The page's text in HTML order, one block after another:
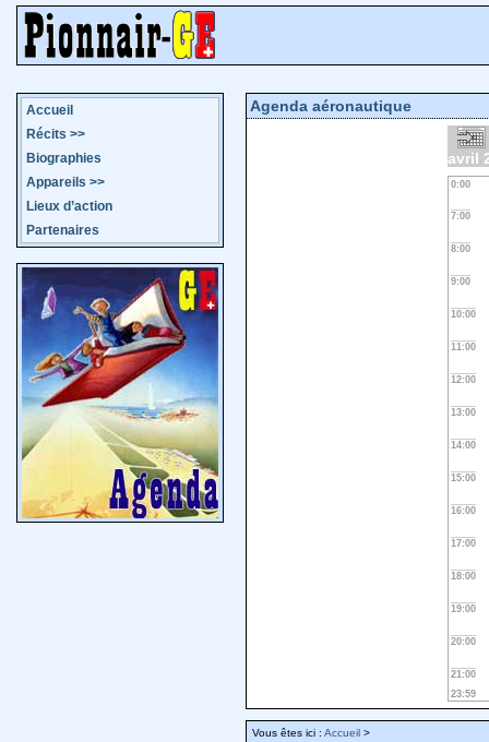
Accueil
Récits >>
Biographies
Appareils >>
Lieux d’action
Partenaires
Agenda aéronautique
avril
0:00
7:00
8:00
9:00
10:00
11:00
12:00
13:00
14:00
15:00
16:00
17:00
18:00
19:00
20:00
21:00
23:59
Vous êtes ici : Accueil >